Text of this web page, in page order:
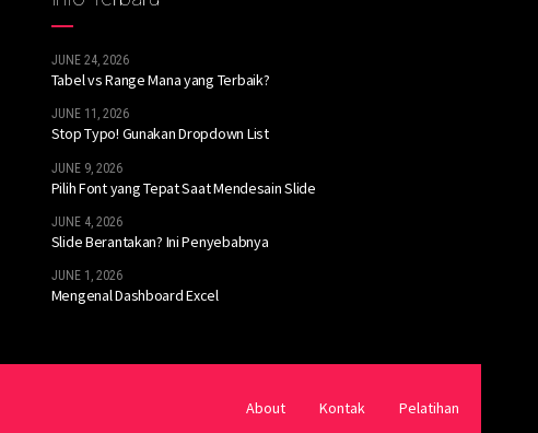
JUNE 24, 2026
Tabel vs Range Mana yang Terbaik?
JUNE 11, 2026
Stop Typo! Gunakan Dropdown List
JUNE 9, 2026
Pilih Font yang Tepat Saat Mendesain Slide
JUNE 4, 2026
Slide Berantakan? Ini Penyebabnya
JUNE 1, 2026
Mengenal Dashboard Excel
About Kontak Pelatihan